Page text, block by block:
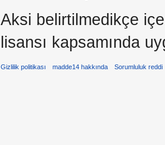
Aksi belirtilmedikçe
lisansı kapsamında
Gizlilik politikası madde14 hakkında Sorumluluk reddi